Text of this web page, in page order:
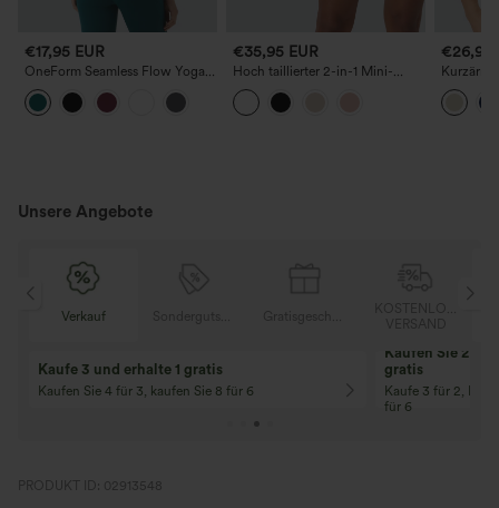
€17,95 EUR
OneForm Seamless Flow Yoga-
Top mit integriertem BH und
Cut-out
€35,95 EUR
Hoch taillierter 2-in-1 Mini-
Strickrock mit Tasche, offen
gestrickt, lässig
€26,95
mit
Unsere Angebote
10% Rabatt
Ab einem Bestellwert von 107,00 €!
Code: Aug2026
12% Rabatt
Ab einem
Code: Aug2026
PRODUKT ID: 02913548